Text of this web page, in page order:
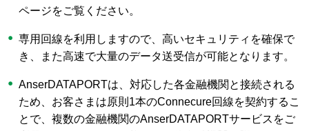
ページをご覧ください。
専用回線を利用しますので、高いセキュリティを確保で
き、また高速で大量のデータ送受信が可能となります。
AnserDATAPORTは、対応した各金融機関と接続される
ため、お客さまは原則1本のConnecure回線を契約するこ
とで、複数の金融機関のAnserDATAPORTサービスをご